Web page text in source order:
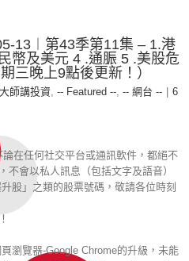
13︱第43季第11集 – 1.港
幣及美元 4 .通脤 5 .美股危
三晚上9點後更新！）
師講投資, -- Featured --, -- 網台 --
6
在任何社交平台或通訊軟件，都絕不
不會以私人訊息（包括文字及語音）
股」之類的股票號碼，敬請各位時刻
瀏覽器-Google Chrome的升級，未能